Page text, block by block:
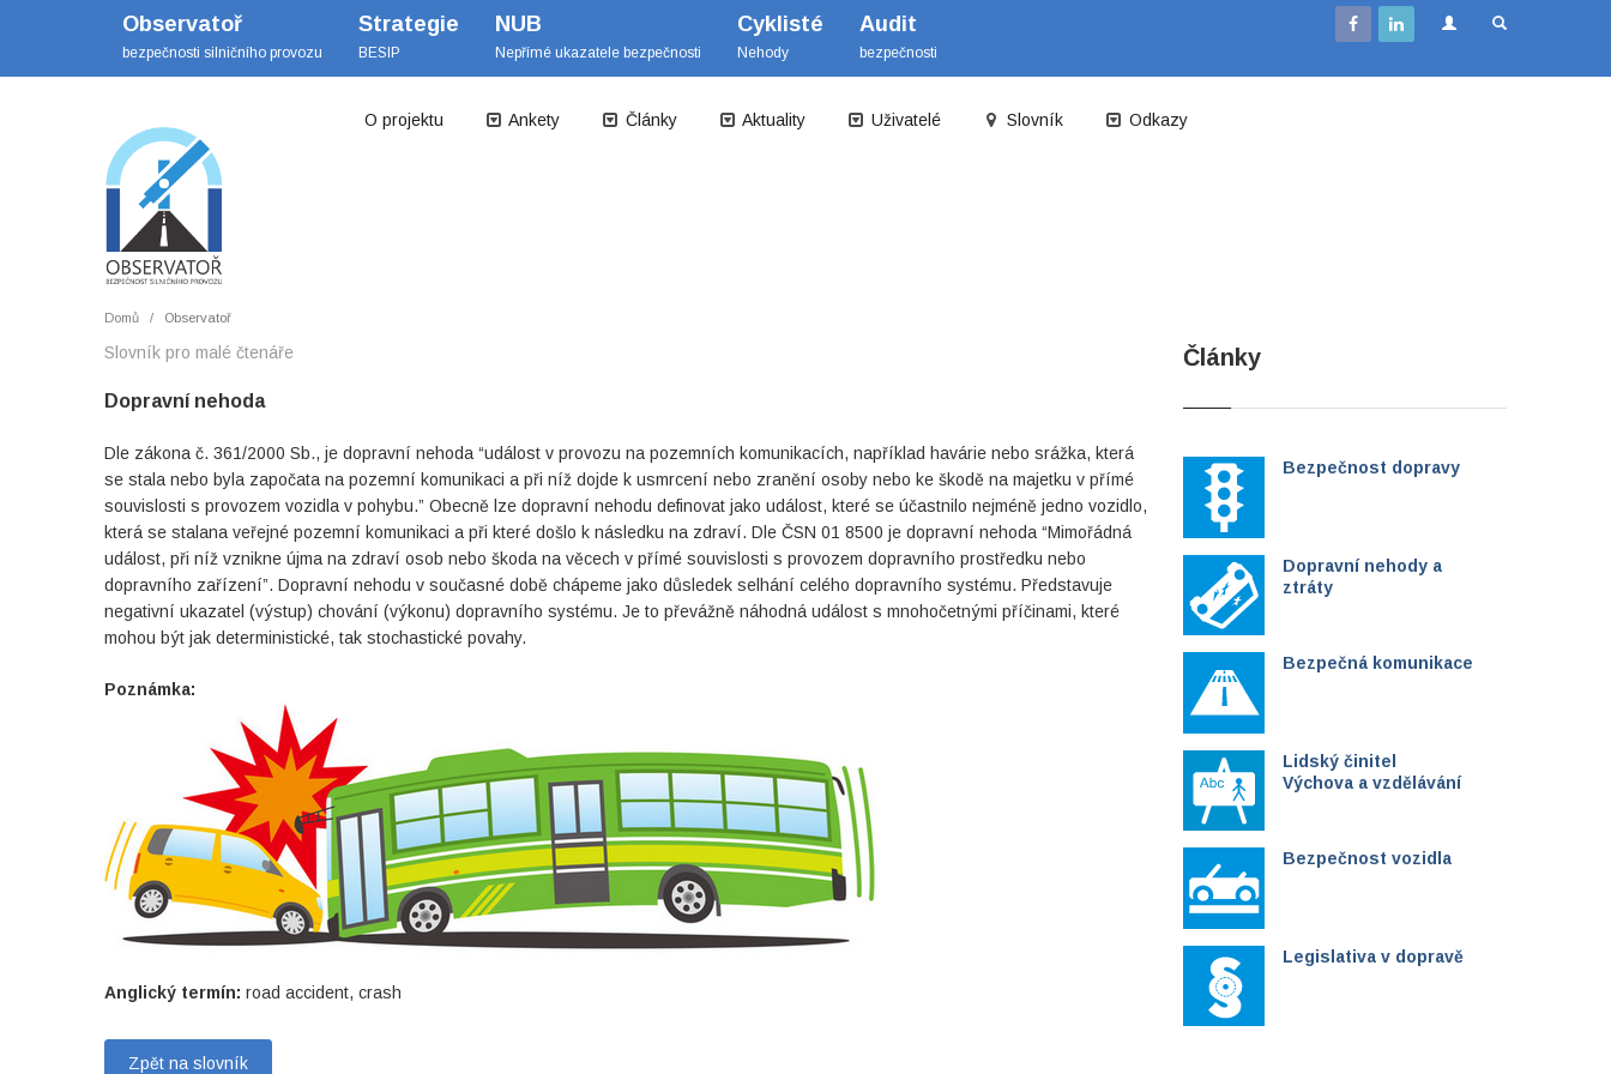
Observatoř
bezpečnosti silničního provozu
Strategie
BESIP
NUB
Nepřímé ukazatele bezpečnosti
Cyklisté
Nehody
Audit
bezpečnosti
O projektu Ankety Články Aktuality Uživatelé Slovník Odkazy
Domů Observatoř
Slovník pro malé čtenáře
Dopravní nehoda
Dle zákona č. 361/2000 Sb., je dopravní nehoda “událost v provozu na pozemních komunikacích, například havárie nebo srážka, která
se stala nebo byla započata na pozemní komunikaci a při níž dojde k usmrcení nebo zranění osoby nebo ke škodě na majetku v přímé
souvislosti s provozem vozidla v pohybu.” Obecně lze dopravní nehodu definovat jako událost, které se účastnilo nejméně jedno vozidlo,
která se stalana veřejné pozemní komunikaci a při které došlo k následku na zdraví. Dle ČSN 01 8500 je dopravní nehoda “Mimořádná
událost, při níž vznikne újma na zdraví osob nebo škoda na věcech v přímé souvislosti s provozem dopravního prostředku nebo
dopravního zařízení”. Dopravní nehodu v současné době chápeme jako důsledek selhání celého dopravního systému. Představuje
negativní ukazatel (výstup) chování (výkonu) dopravního systému. Je to převážně náhodná událost s mnohočetnými příčinami, které
mohou být jak deterministické, tak stochastické povahy.
Poznámka:
Anglický termín: road accident, crash
Zpět na slovník
Články
Bezpečnost dopravy
Dopravní nehody a
ztráty
Bezpečná komunikace
Lidský činitel
Výchova a vzdělávání
Bezpečnost vozidla
Legislativa v dopravě